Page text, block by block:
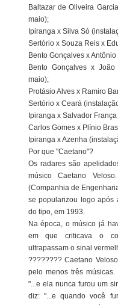
Baltazar de Oliveira
maio);
Ipiranga x Silva Só
Sertório x Souza Reis x
Bento Gonçalves x
Bento Gonçalves x
maio);
Protásio Alves x Ramiro
Sertório x Ceará
Ipiranga x Salvador
Carlos Gomes x Plínio
Ipiranga x Azenha
Por que "Caetano"?
Os radares são
músico Caetano
(Companhia de
se popularizou logo após
do tipo, em 1993.
Na época, o músico já
em que criticava o
ultrapassam o sinal
???????? Caetano
pelo menos três
"...e ela nunca furou um
diz: "...e quando você